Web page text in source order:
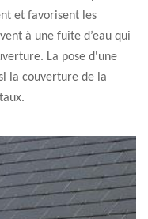
et favorisent les
à une fuite d’eau qui
La pose d'une
la couverture de la